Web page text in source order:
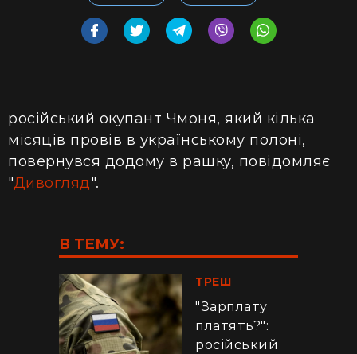
російський окупант Чмоня, який кілька
місяців провів в українському полоні,
повернувся додому в рашку, повідомляє
"Дивогляд".
В ТЕМУ:
ТРЕШ
"Зарплату
платять?":
російський